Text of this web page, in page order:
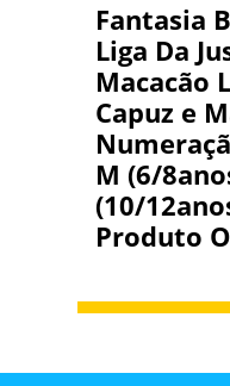
Fantasia
Liga Da
Macacão
Capuz e
M (6/
(10/
Produto